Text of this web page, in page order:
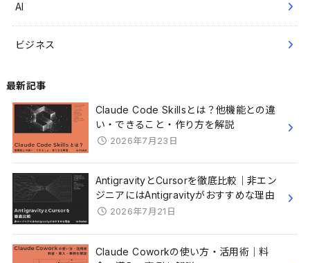
AI
ビジネス
最新記事
Claude Code Skillsとは？他機能との違
い・できること・作り方を解説
2026年7月23日
AntigravityとCursorを徹底比較｜非エン
ジニアにはAntigravityがおすすめな理由
2026年7月21日
Claude Coworkの使い方・活用術｜料